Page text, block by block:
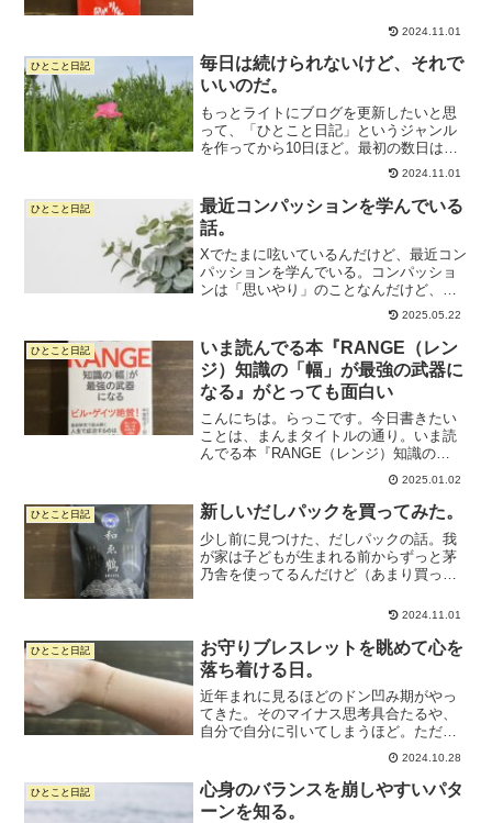
キリです。あともう1日がっつり時間を取
して、ワクワク。大掃...
2024.11.01
ひとこと日記
毎日は続けられないけど、それで
いいのだ。
もっとライトにブログを更新したいと思
って、「ひとこと日記」というジャンル
を作ってから10日ほど。最初の数日はポ
ンポン書けたんだけど、今週ぐっと仕事
が忙しくなってしまって、書けなくなっ
てしまった。月末はいつも忙しいので
す。月初もだけど。追い詰...
2024.11.01
ひとこと日記
最近コンパッションを学んでいる
話。
Xでたまに呟いているんだけど、最近コン
パッションを学んでいる。コンパッショ
ンは「思いやり」のことなんだけど、思
いやりの循環を心がけていきましょうっ
ていう心のトレーニング。現代に生きる
我々は気がつくと他人を思いやってばか
りになりがちだけど、自...
2025.05.22
ひとこと日記
いま読んでる本『RANGE（レン
ジ）知識の「幅」が最強の武器に
なる』がとっても面白い
こんにちは。らっこです。今日書きたい
ことは、まんまタイトルの通り。いま読
んでる本『RANGE（レンジ）知識の
「幅」が最強の武器になる』がとっても
面白いです！RANGE（レンジ）知識の
「幅」が最強の武器になる | デイビッ
ド・エプスタイン (...
2025.01.02
ひとこと日記 新しいだしパックを買ってみた。
少し前に見つけた、だしパックの話。我
が家は子どもが生まれる前からずっと茅
乃舎を使ってるんだけど（あまり買って
い）美味しいんだけど、ちょっと飽きて
にあごだしは、独特の茅乃...
2024.11.01
ひとこと日記
お守りブレスレットを眺めて心を
落ち着ける日。
近年まれに見るほどのドン凹み期がやっ
てきた。そのマイナス思考具合たるや、
自分で自分に引いてしまうほど。ただた
だ辛い。朝から超絶メンタルダウンして
たけど、メンタル系の本を読んでダバダ
バ泣いて、唐揚げ弁当食べて漫画読んだ
ら回復してきたので、もう...
2024.10.28
ひとこと日記
心身のバランスを崩しやすいパタ
ーンを知る。